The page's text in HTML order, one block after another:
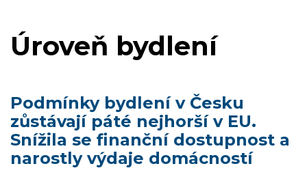
Úroveň bydlení
Podmínky bydlení v Česku
zůstávají páté nejhorší v EU.
Snížila se finanční dostupnost a
narostly výdaje domácností